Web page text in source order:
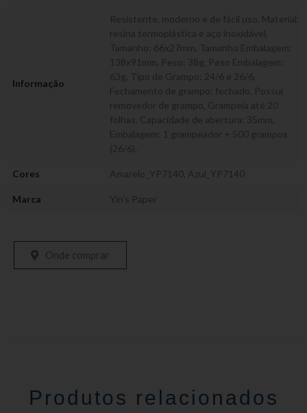
Informação
Resistente, moderno e de fácil uso, Material:
resina termoplástica e aço inoxidável,
Tamanho: 66x27mm, Tamanho Embalagem:
138x91mm, Peso: 38g, Peso Embalagem:
63g, Tipo de Grampo: 24/6 e 26/6,
Fechamento de grampo: fechado, Possui
removedor de grampo, Grampeia até 20
folhas, Capacidade de abertura: 35mm,
Embalagem: 1 grampeador + 500 grampos
(26/6).
Cores Amarelo_YP7140 Azul_YP7140
Marca Yin's Paper
Onde comprar
Produtos relacionados